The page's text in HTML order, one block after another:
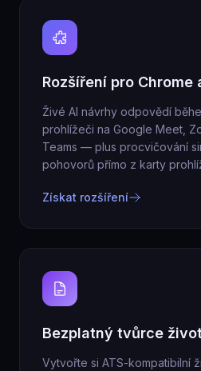
Rozšíření pro Chrome
Živé AI návrhy odpovědí
prohlížeči na Google Meet,
Teams — plus procvičování
pohovorů přímo z karty
Získat rozšíření
Bezplatný tvůrce
Vytvořte si ATS-kompatibilní